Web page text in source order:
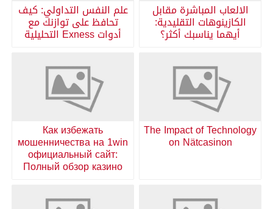
الالعاب المباشرة مقابل
الكازينوهات التقليدية:
أيهما يناسبك أكثر؟
علم النفس التداولي: كيف
تحافظ على توازنك مع
أدوات Exness التحليلية
The Impact of Technology
on Nätcasinon
Как избежать
мошенничества на 1win
официальный сайт:
Полный обзор казино